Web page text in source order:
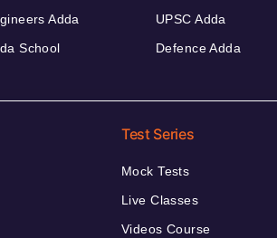
Adda
School
UPSC Adda
Defence Adda
Test Series
Mock Tests
Live Classes
Videos Course